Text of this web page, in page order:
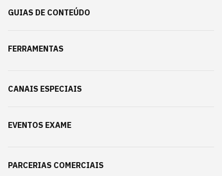
GUIAS DE CONTEÚDO
FERRAMENTAS
CANAIS ESPECIAIS
EVENTOS EXAME
PARCERIAS COMERCIAIS